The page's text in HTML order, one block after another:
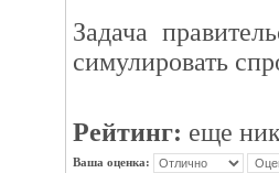
Задача
симулировать
Рейтинг: еще
Ваша оценка: